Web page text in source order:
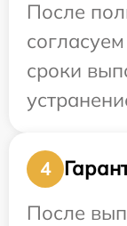
После
сроки
4
После